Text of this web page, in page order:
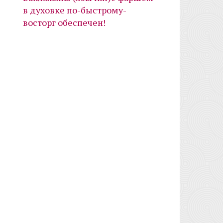
в духовке по-быстрому-
восторг обеспечен!